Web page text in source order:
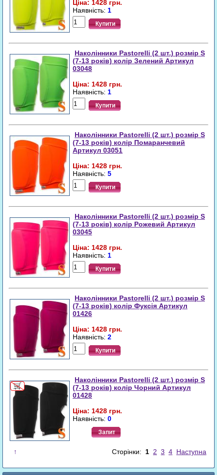
Ціна: 1428 грн.
Наявність: 1
Купити
Наколінники Pastorelli (2 шт.) розмір S
(7-13 років) колір Зелений Артикул
03048
Ціна: 1428 грн.
Наявність: 1
Купити
Наколінники Pastorelli (2 шт.) розмір S
(7-13 років) колір Помаранчевий
Артикул 03051
Ціна: 1428 грн.
Наявність: 5
Купити
Наколінники Pastorelli (2 шт.) розмір S
(7-13 років) колір Рожевий Артикул
03045
Ціна: 1428 грн.
Наявність: 1
Купити
Наколінники Pastorelli (2 шт.) розмір S
(7-13 років) колір Фукcія Артикул
01426
Ціна: 1428 грн.
Наявність: 2
Купити
Наколінники Pastorelli (2 шт.) розмір S
(7-13 років) колір Чорний Артикул
01428
Ціна: 1428 грн.
Наявність: 0
Запит
↑ Сторінки: 1 2 3 4 Наступна